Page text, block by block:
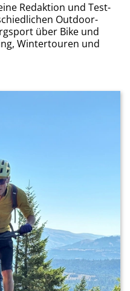
Redaktion und Test-
Outdoor-
über Bike und
Wintertouren und